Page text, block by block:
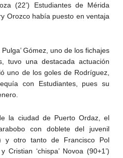
(22’) Estudiantes de Mérida
Orozco había puesto en ventaja
Gómez, uno de los fichajes
tuvo una destacada actuación
uno de los goles de Rodríguez,
con Estudiantes, pues su
la ciudad de Puerto Ordaz, el
con doblete del juvenil
y otro tanto de Francisco Pol
Cristian ‘chispa’ Novoa (90+1’)